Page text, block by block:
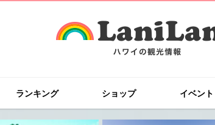
ランキング ショップ イベント